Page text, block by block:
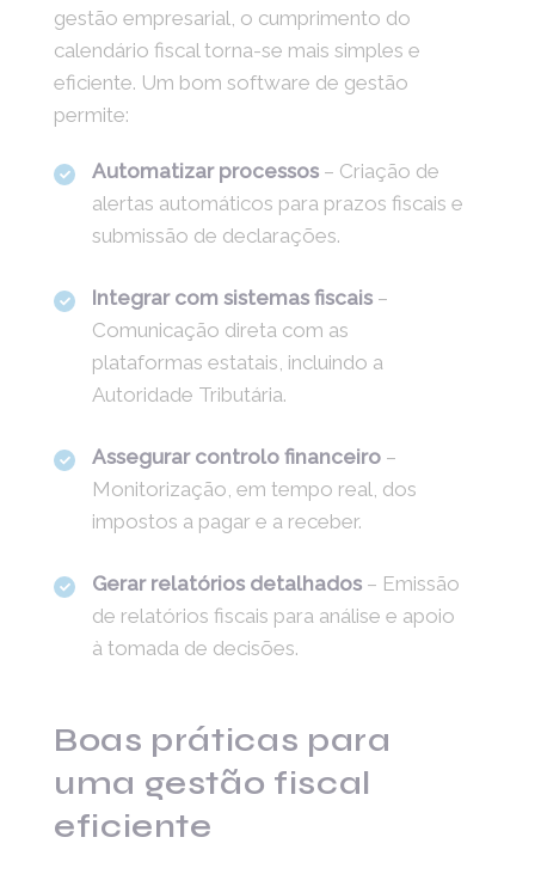
gestão empresarial, o cumprimento do
calendário fiscal torna-se mais simples e
eficiente. Um bom software de gestão
permite:
Automatizar processos – Criação de
alertas automáticos para prazos fiscais e
submissão de declarações.
Integrar com sistemas fiscais –
Comunicação direta com as
plataformas estatais, incluindo a
Autoridade Tributária.
Assegurar controlo financeiro –
Monitorização, em tempo real, dos
impostos a pagar e a receber.
Gerar relatórios detalhados – Emissão
de relatórios fiscais para análise e apoio
à tomada de decisões.
Boas práticas para
uma gestão fiscal
eficiente